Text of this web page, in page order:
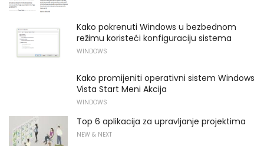
Kako pokrenuti Windows u bezbednom
režimu koristeći konfiguraciju sistema
WINDOWS
Kako promijeniti operativni sistem Windows
Vista Start Meni Akcija
WINDOWS
Top 6 aplikacija za upravljanje projektima
NEW & NEXT